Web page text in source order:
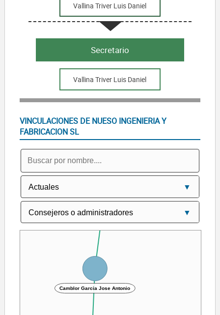
Vallina Triver Luis Daniel
Secretario
Vallina Triver Luis Daniel
VINCULACIONES DE NUESO INGENIERIA Y
FABRICACION SL
Camblor Garcia Jose Antonio